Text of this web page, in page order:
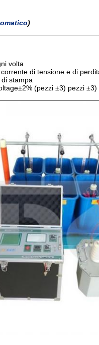
)
volta
di tensione e di
stampa
(pezzi ±3) pezzi ±3)